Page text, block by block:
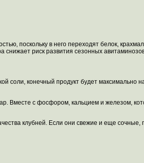
поскольку в него переходят белок,
риск развития сезонных
соли, конечный продукт будет
Вместе с фосфором, кальцием и железом,
клубней. Если они свежие и еще